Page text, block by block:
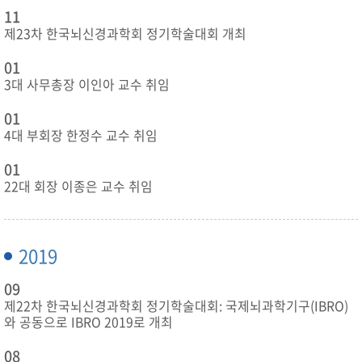
11
제23차 한국뇌신경과학회 정기학술대회 개최
01
3대 사무총장 이인아 교수 취임
01
4대 부회장 한정수 교수 취임
01
22대 회장 이종은 교수 취임
2019
09
제22차 한국뇌신경과학회 정기학술대회: 국제뇌과학기구(IBRO)
와 공동으로 IBRO 2019로 개최
08